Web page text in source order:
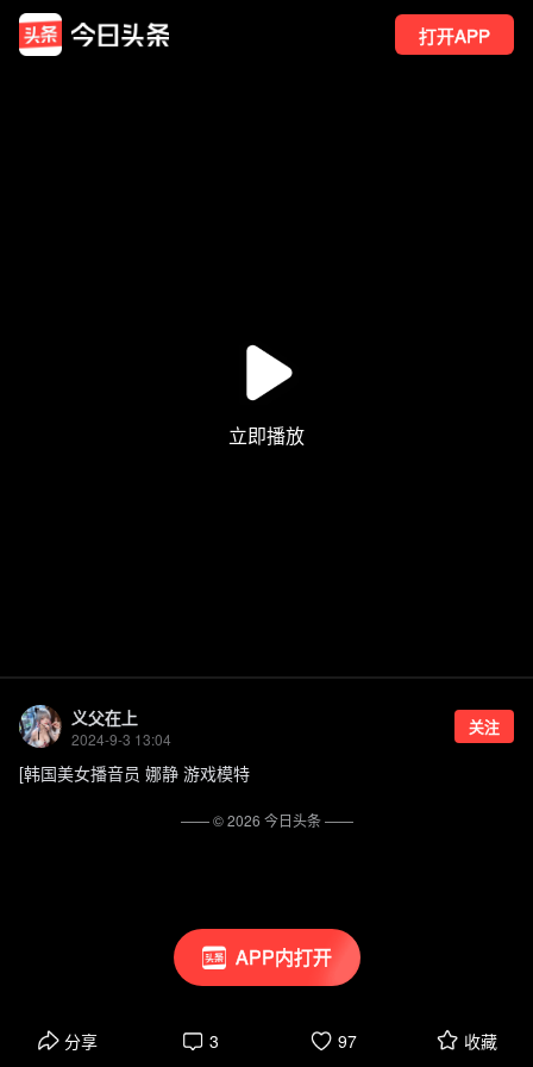
打开APP
APP内打开
义父在上
2024-9-3 13:04
关注
[韩国美女播音员 娜静 游戏模特
分享 3 97 收藏
—— ©2026 今日头条——